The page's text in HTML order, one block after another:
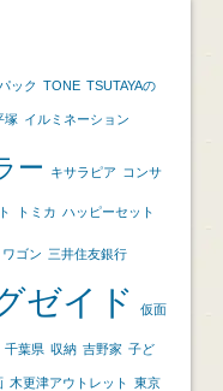
ック TONE TSUTAYAの
塚 イルミネーション
ー キサラピア コンサ
トミカ ハッピーセット
ワゴン 三井住友銀行
ゼイド 仮面
千葉県 収納 吉野家 子ど
木更津アウトレット 東京